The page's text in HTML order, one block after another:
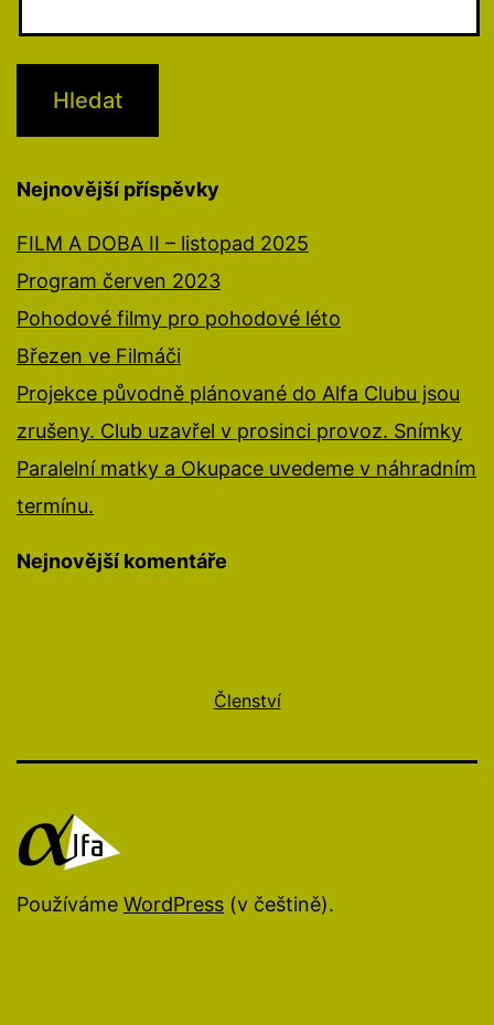
Nejnovější příspěvky
FILM A DOBA II – listopad 2025
Program červen 2023
Pohodové filmy pro pohodové léto
Březen ve Filmáči
Projekce původně plánované do Alfa Clubu jsou
zrušeny. Club uzavřel v prosinci provoz. Snímky
Paralelní matky a Okupace uvedeme v náhradním
termínu.
Nejnovější komentáře
Členství
Používáme WordPress (v češtině).